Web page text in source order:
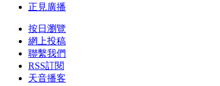
正見廣播
按日瀏覽
網上投稿
聯繫我們
RSS訂閱
天音播客